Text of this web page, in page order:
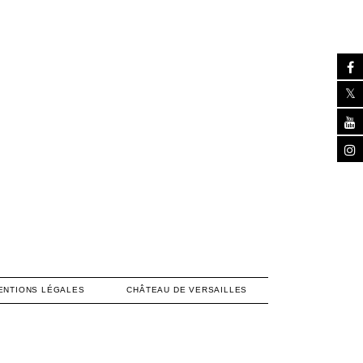
LÉGALES CHÂTEAU DE VERSAILLES